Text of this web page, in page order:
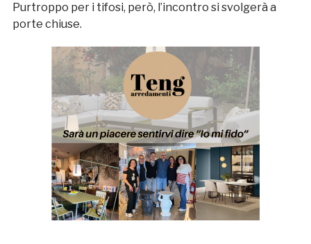
Purtroppo per i tifosi, però, l’incontro si svolgerà a
porte chiuse.